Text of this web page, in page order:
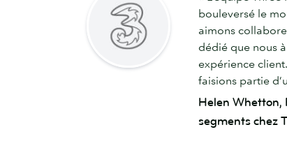
bouleversé le
aimons
dédié que nous
expérience
faisions partie
Helen Whetton,
segments chez